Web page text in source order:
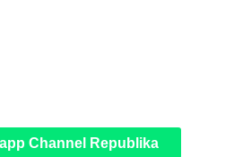
Channel Republika